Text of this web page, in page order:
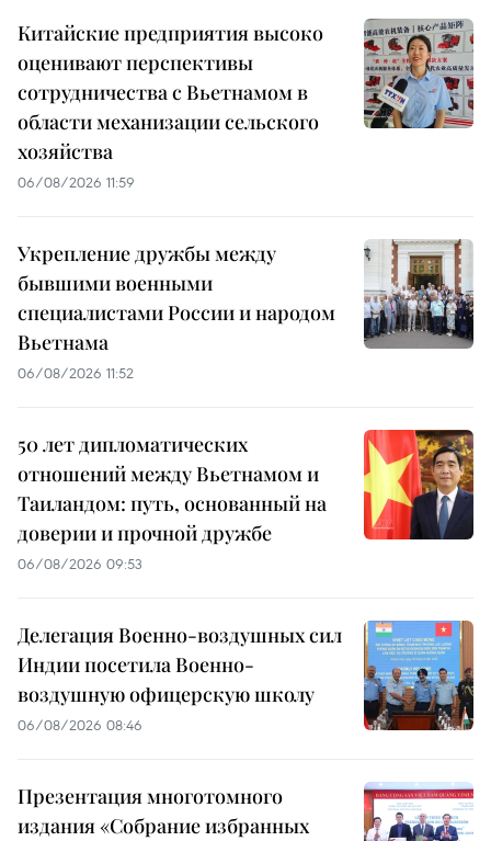
Китайские предприятия высоко
оценивают перспективы
сотрудничества с Вьетнамом в
области механизации сельского
хозяйства
06/08/2026 11:59
Укрепление дружбы между
бывшими военными
специалистами России и народом
Вьетнама
06/08/2026 11:52
50 лет дипломатических
отношений между Вьетнамом и
Таиландом: путь, основанный на
доверии и прочной дружбе
06/08/2026 09:53
Делегация Военно-воздушных сил
Индии посетила Военно-
воздушную офицерскую школу
06/08/2026 08:46
Презентация многотомного
издания «Собрание избранных